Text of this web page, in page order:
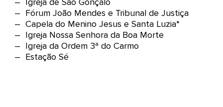
– Fórum João Mendes e Tribunal de Justiça
– Capela do Menino Jesus e Santa Luzia*
– Igreja Nossa Senhora da Boa Morte
– Igreja da Ordem 3ª do Carmo
– Estação Sé